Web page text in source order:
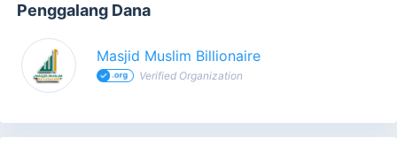
Penggalang Dana
Masjid Muslim Billionaire
Verified Organization